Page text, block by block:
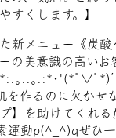
すくします。】
新メニュー《炭
の美意識の高いお
*:.｡..｡.:*･'(*ﾟ▽ﾟ
を作るのに欠かせ
】を助けてくれる
運動p(^_^)qぜひ